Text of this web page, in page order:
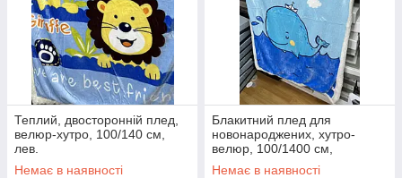
Теплий, двосторонній плед,
велюр-хутро, 100/140 см,
лев.
Немає в наявності
Блакитний плед для
новонароджених, хутро-
велюр, 100/1400 см,
малюнок кит.
Немає в наявності